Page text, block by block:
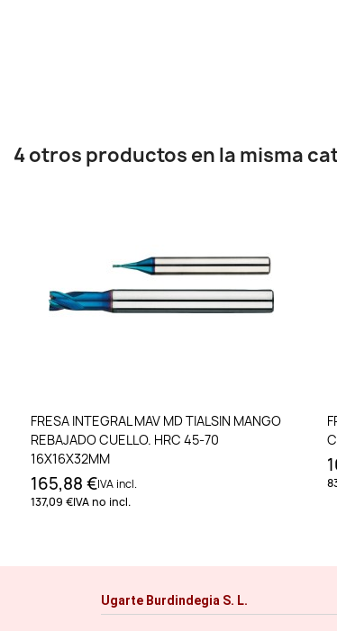
4 otros productos en la misma
Añadir al carrito
FRESA INTEGRAL MAV MD TIALSIN MANGO
REBAJADO CUELLO. HRC 45-70
16X16X32MM
165,88 €IVA incl.
137,09 €IVA no incl.
Ugarte Burdindegia S. L.